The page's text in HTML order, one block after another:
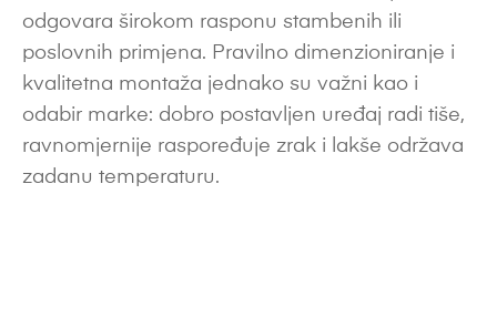
odgovara širokom rasponu stambenih ili
poslovnih primjena. Pravilno dimenzioniranje i
kvalitetna montaža jednako su važni kao i
odabir marke: dobro postavljen uređaj radi tiše,
ravnomjernije raspoređuje zrak i lakše održava
zadanu temperaturu.